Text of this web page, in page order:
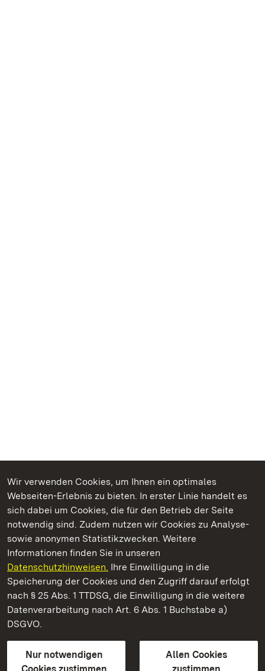
Wir verwenden Cookies, um Ihnen ein optimales
Webseiten-Erlebnis zu bieten. In erster Linie handelt es
sich dabei um Cookies, die für den Betrieb der Seite
notwendig sind. Zudem nutzen wir Cookies zu Analyse-
sowie anonymen Statistikzwecken. Weitere
Informationen finden Sie in unseren
Datenschutzhinweisen. Ihre Einwilligung in die
Speicherung der Cookies und den Zugriff darauf erfolgt
nach § 25 Abs. 1 TTDSG, die Einwilligung in die weitere
Datenverarbeitung nach Art. 6 Abs. 1 Buchstabe a)
DSGVO.
Nur notwendigen
Allen Cookies
Kommen. Staunen. Genießen.
Römische Badruine Hüfingen
Staatliche Schlösser und Gärten Baden-Württemberg
Kontakt
GebärdenspracheLeichte Sprache
Erklärung zur Barrierefreiheit
BITV-konform (geprüfte Seiten)